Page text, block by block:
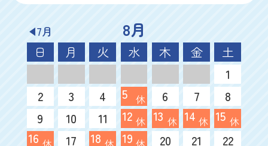
8月
日 月 火 水 木 金
土
1
2
3 4 5 休 6 7
8
9
10 11 12 休 13 休 14 休 15 休
16 17 18 19 20 21
22
7月